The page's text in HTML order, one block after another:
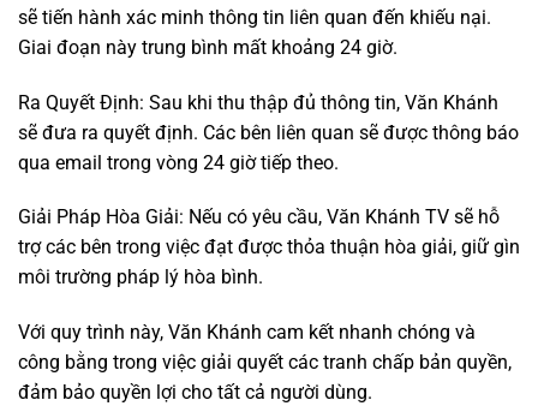
sẽ tiến hành xác minh thông tin liên quan đến khiếu nại.
Giai đoạn này trung bình mất khoảng 24 giờ.
Ra Quyết Định: Sau khi thu thập đủ thông tin, Văn Khánh
sẽ đưa ra quyết định. Các bên liên quan sẽ được thông báo
qua email trong vòng 24 giờ tiếp theo.
Giải Pháp Hòa Giải: Nếu có yêu cầu, Văn Khánh TV sẽ hỗ
trợ các bên trong việc đạt được thỏa thuận hòa giải, giữ gìn
môi trường pháp lý hòa bình.
Với quy trình này, Văn Khánh cam kết nhanh chóng và
công bằng trong việc giải quyết các tranh chấp bản quyền,
đảm bảo quyền lợi cho tất cả người dùng.